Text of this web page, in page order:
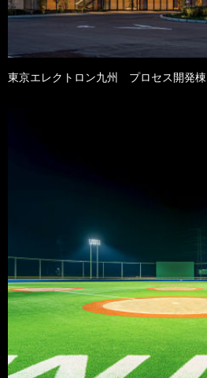
東京エレクトロン九州 プロセス開発棟